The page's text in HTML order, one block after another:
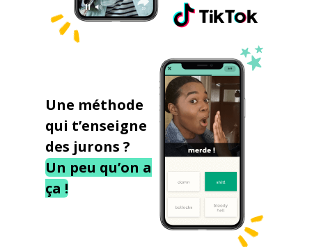
Une méthode
qui t’enseigne
des jurons ?
Un peu qu’on a
ça !